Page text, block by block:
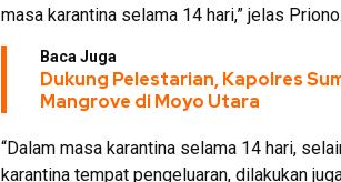
masa karantina selama 14 hari,” jelas
Baca Juga
Dukung Pelestarian, Kapolres
Mangrove di Moyo Utara
“Dalam masa karantina selama 14 hari,
karantina tempat pengeluaran, dilakukan